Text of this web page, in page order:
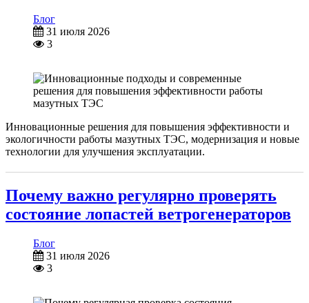
Блог
31 июля 2026
3
Инновационные решения для повышения эффективности и
экологичности работы мазутных ТЭС, модернизация и новые
технологии для улучшения эксплуатации.
Почему важно регулярно проверять
состояние лопастей ветрогенераторов
Блог
31 июля 2026
3